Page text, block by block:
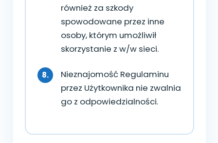
również za szkody
spowodowane przez inne
osoby, którym umożliwił
skorzystanie z w/w sieci.
Nieznajomość Regulaminu
przez Użytkownika nie zwalnia
go z odpowiedzialności.